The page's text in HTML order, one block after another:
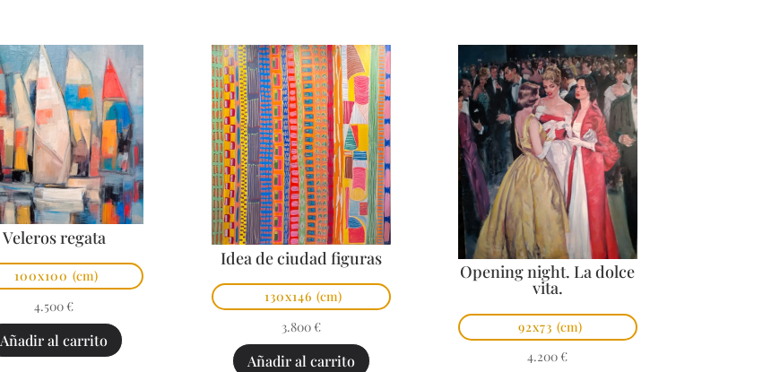
Veleros regata
100x100 (cm)
4.500 €
Añadir al carrito
Idea de ciudad figuras
130x146 (cm)
3.800 €
Añadir al carrito
Opening night. La dolce
vita.
92x73 (cm)
4.200 €